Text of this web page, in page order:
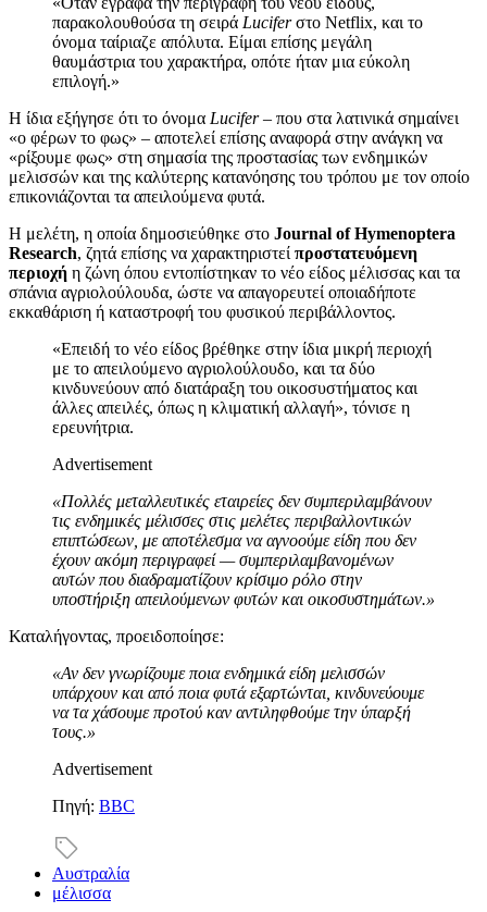
παρακολουθούσα τη σειρά Luciferστο Netflix, και το
όνομα ταίριαζε απόλυτα. Είμαι επίσης μεγάλη
θαυμάστρια του χαρακτήρα, οπότε ήταν μια εύκολη
επιλογή.»
Η ίδια εξήγησε ότι το όνομα Lucifer– που στα λατινικά σημαίνει
«ο φέρων το φως» – αποτελεί επίσης αναφορά στην ανάγκη να
«ρίξουμε φως» στη σημασία της προστασίας των ενδημικών
μελισσών και της καλύτερης κατανόησης του τρόπου με τον οποίο
επικονιάζονται τα απειλούμενα φυτά.
Η μελέτη, η οποία δημοσιεύθηκε στο Journal of Hymenoptera
Research, ζητά επίσης να χαρακτηριστεί προστατευόμενη
περιοχή η ζώνη όπου εντοπίστηκαν το νέο είδος μέλισσας και τα
σπάνια αγριολούλουδα, ώστε να απαγορευτεί οποιαδήποτε
εκκαθάριση ή καταστροφή του φυσικού περιβάλλοντος.
«Επειδή το νέο είδος βρέθηκε στην ίδια μικρή περιοχή
με το απειλούμενο αγριολούλουδο, και τα δύο
κινδυνεύουν από διατάραξη του οικοσυστήματος και
άλλες απειλές, όπως η κλιματική αλλαγή», τόνισε η
ερευνήτρια.
Advertisement
«Πολλές μεταλλευτικές εταιρείες δεν συμπεριλαμβάνουν
τις ενδημικές μέλισσες στις μελέτες περιβαλλοντικών
επιπτώσεων, με αποτέλεσμα να αγνοούμε είδη που δεν
έχουν ακόμη περιγραφεί — συμπεριλαμβανομένων
αυτών που διαδραματίζουν κρίσιμο ρόλο στην
υποστήριξη απειλούμενων φυτών και οικοσυστημάτων.»
Καταλήγοντας, προειδοποίησε:
«Αν δεν γνωρίζουμε ποια ενδημικά είδη μελισσών
υπάρχουν και από ποια φυτά εξαρτώνται, κινδυνεύουμε
να τα χάσουμε προτού καν αντιληφθούμε την ύπαρξή
τους.»
Advertisement
Πηγή: BBC
Αυστραλία
μέλισσα